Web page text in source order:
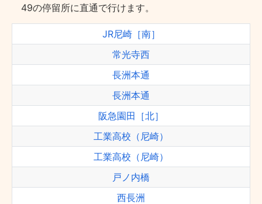
49の停留所に直通で行けます。
JR尼崎［南］
常光寺西
長洲本通
長洲本通
阪急園田［北］
工業高校（尼崎）
工業高校（尼崎）
戸ノ内橋
西長洲